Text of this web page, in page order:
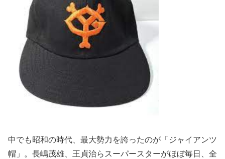
中でも昭和の時代、最大勢力を誇ったのが「ジャイアンツ
帽」。 長嶋茂雄、王貞治らスーパースターがほぼ毎日、 全